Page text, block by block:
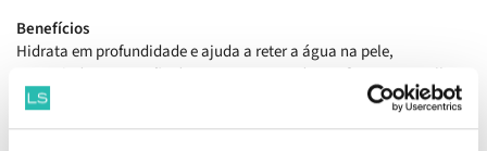
Benefícios
Hidrata em profundidade e ajuda a reter a água na pele,
prevenindo a sensação de repuxamento e desconforto. A centella
asiática acalma e reduz sinais de sensibilidade, enquanto o
complexo de ácido hialurónico melhora a elasticidade e suaviza a